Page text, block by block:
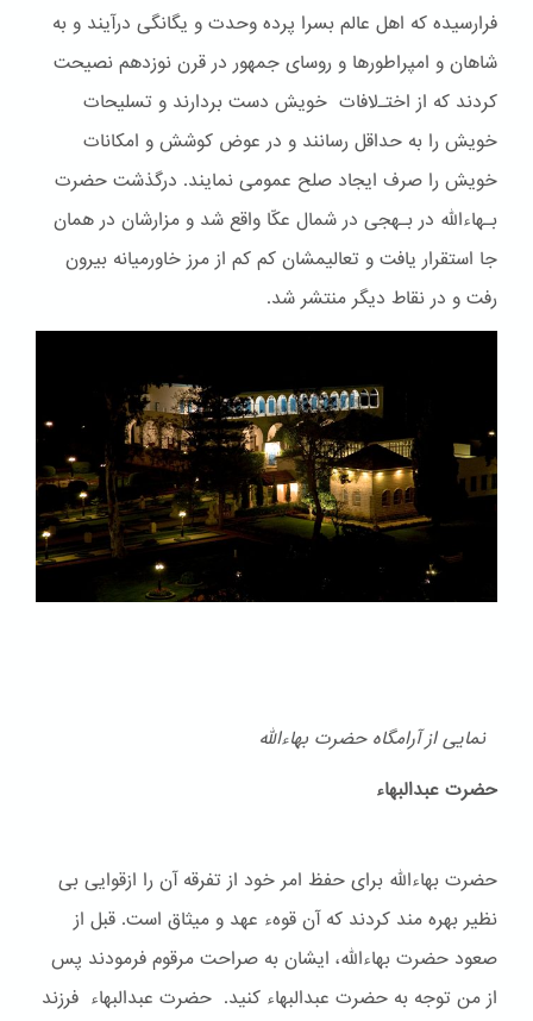
فرارسیده که اهل عالم بسرا پرده وحدت و یگانگی درآیند و به
شاهان و امپراطورها و روسای جمهور در قرن نوزدهم نصیحت
کردند که از اختـﻻفات خویش دست بردارند و تسلیحات
خویش را به حداقل رسانند و در عوض کوشش و امکانات
خویش را صرف ایجاد صلح عمومی نمایند. درگذشت حضرت
بـهاءالله در بـهجی در شمال عکّا واقع شد و مزارشان در همان
جا استقرار یافت و تعالیمشان کم کم از مرز خاورمیانه بیرون
رفت و در نقاط دیگر منتشر شد.
نمایی از آرامگاه حضرت بهاءالله
حضرت عبدالبهاء
حضرت بهاءالله برای حفظ امر خود از تفرقه آن را ازقوایی بی
نظیر بهره مند کردند که آن قوهء عهد و ميثاق است. قبل از
صعود حضرت بهاءالله، ایشان به صراحت مرقوم فرمودند پس
از من توجه به حضرت عبدالبهاء كنيد. حضرت عبدالبهاء فرزند